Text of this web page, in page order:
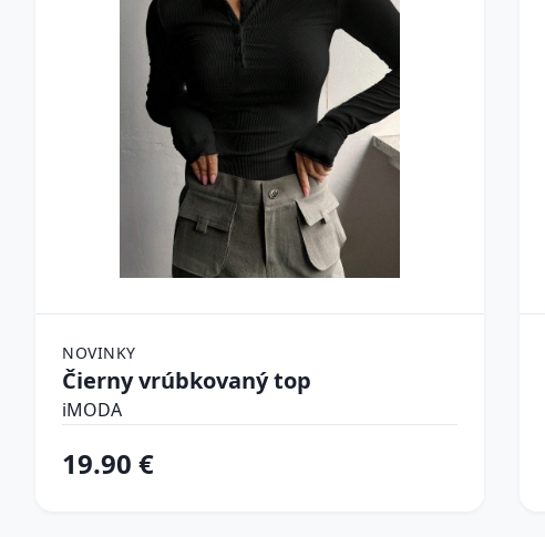
NOVINKY
Čierny vrúbkovaný top
iMODA
19.90 €